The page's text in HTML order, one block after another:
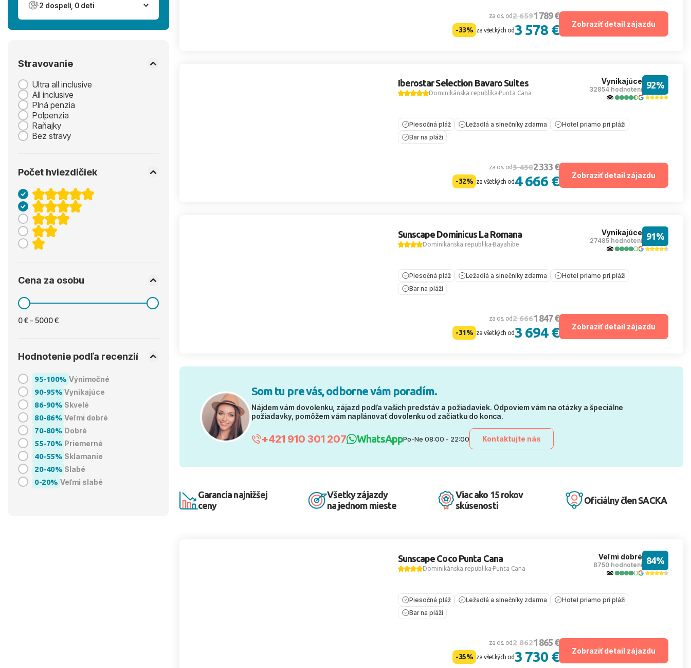
2 dospelí, 0 deti
Stravovanie
Ultra all inclusive
All inclusive
Plná penzia
Polpenzia
Raňajky
Bez stravy
Počet hviezdičiek
Cena za osobu
0 € - 5000 €
Hodnotenie podľa recenzií
95-100% Výnimočné
90-95% Vynikajúce
86-90% Skvelé
80-86% Veľmi dobré
70-80% Dobré
55-70% Priemerné
40-55% Sklamanie
20-40% Slabé
0-20% Veľmi slabé
za os. od2 6591 789 €
-33% za všetkých od 3 578 € Zobraziť detail zájazdu
Iberostar Selection Bavaro Suites
Dominikánska republikaPunta Cana
Vynikajúce
32854 hodnotení 92%
Piesočná pláž Ležadlá a slnečníky zdarma
Hotel priamo pri pláži
Bar na pláži
za os. od3 4302 333 €
-32% za všetkých od 4 666 € Zobraziť detail zájazdu
Sunscape Dominicus La Romana
Dominikánska republikaBayahibe
Vynikajúce
27485 hodnotení 91%
Piesočná pláž Ležadlá a slnečníky zdarma
Hotel priamo pri pláži
Bar na pláži
za os. od2 6661 847 €
-31% za všetkých od 3 694 € Zobraziť detail zájazdu
Som tu pre vás, odborne vám poradím.
Nájdem vám dovolenku, zájazd podľa vašich predstáv a požiadaviek. Odpoviem vám na otázky a špeciálne
požiadavky, pomôžem vám naplánovať dovolenku od začiatku do konca.
+421 910 301 207 WhatsAppPo-Ne 08:00 - 22:00 Kontaktujte nás
Garancia najnižšej
ceny
Všetky zájazdy
na jednom mieste
Viac ako 15 rokov
skúseností
Oficiálny člen SACKA
Sunscape Coco Punta Cana
Dominikánska republikaPunta Cana
Veľmi dobré
8750 hodnotení 84%
Piesočná pláž Ležadlá a slnečníky zdarma
Hotel priamo pri pláži
Bar na pláži
za os. od2 8621 865 €
-35% za všetkých od 3 730 € Zobraziť detail zájazdu